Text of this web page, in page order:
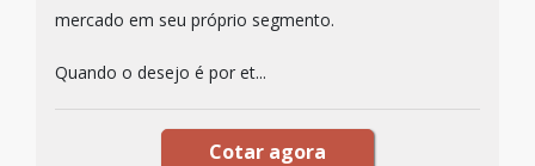
mercado em seu próprio segmento.
Quando o desejo é por et...
Cotar agora